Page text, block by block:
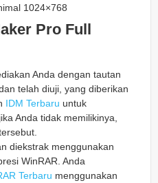
1024×768
Pro Full
Anda dengan tautan
telah diuji, yang diberikan
IDM Terbaru untuk
Anda tidak memilikinya,
diekstrak menggunakan
WinRAR. Anda
Terbaru menggunakan